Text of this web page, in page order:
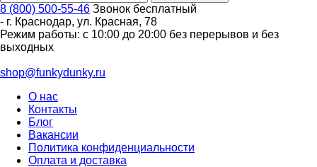
8 (800) 500-55-46 Звонок бесплатный
- г. Краснодар, ул. Красная, 78
Режим работы: с 10:00 до 20:00 без перерывов и без
выходных
shop@funkydunky.ru
О нас
Контакты
Блог
Вакансии
Политика конфиденциальности
Оплата и доставка